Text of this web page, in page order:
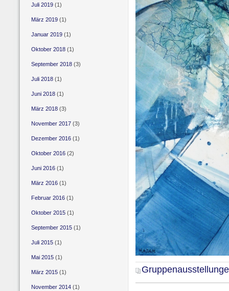
Juli 2019(1)
März 2019(1)
Januar 2019(1)
Oktober 2018(1)
September 2018(3)
Juli 2018(1)
Juni 2018(1)
März 2018(3)
November 2017(3)
Dezember 2016(1)
Oktober 2016(2)
Juni 2016(1)
März 2016(1)
Februar 2016(1)
Oktober 2015(1)
September 2015(1)
Juli 2015(1)
Mai 2015(1)
März 2015(1)
November 2014(1)